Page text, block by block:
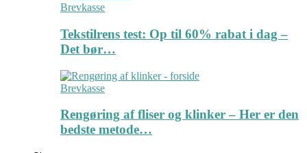
Brevkasse
Tekstilrens test: Op til 60% rabat i dag –
Det bør…
Brevkasse
Rengøring af fliser og klinker – Her er den
bedste metode…